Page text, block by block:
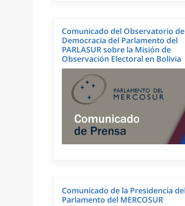
Comunicado del Observatorio
Democracia del Parlamento del
PARLASUR sobre la Misión de
Observación Electoral en Bolivia
Comunicado de la Presidencia
Parlamento del MERCOSUR